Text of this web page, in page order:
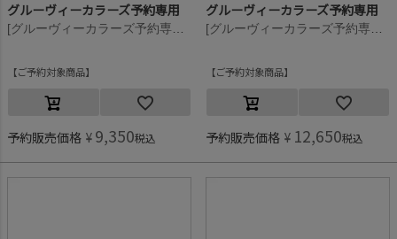
グルーヴィーカラーズ予約専用
ご予約対象商品
予約販売価格 ¥ 9,350税込
グルーヴィーカラーズ予約専用
ご予約対象商品
予約販売価格 ¥ 12,650税込